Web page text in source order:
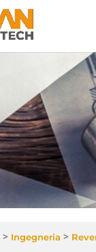
> Ingegneria >